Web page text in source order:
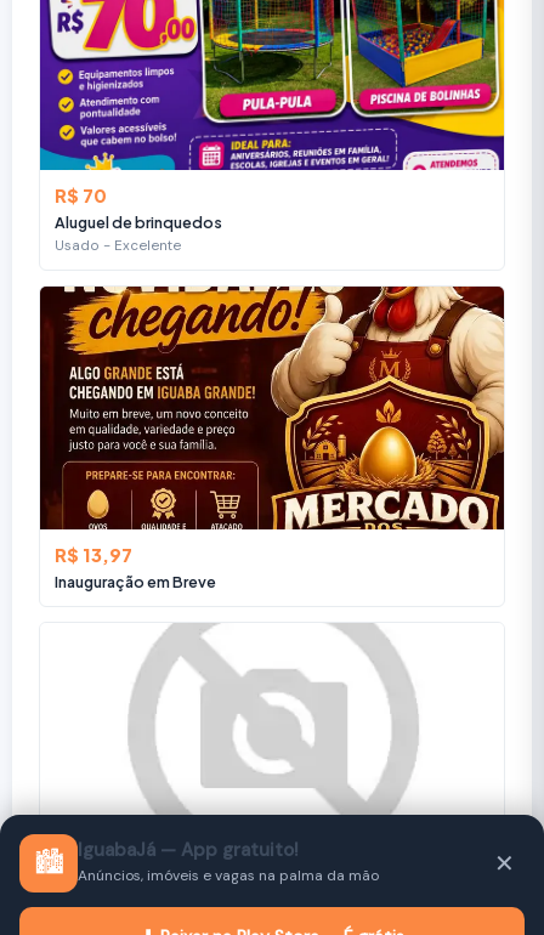
R$ 70
Aluguel de brinquedos
Usado - Excelente
R$ 13,97
Inauguração em Breve
Consulte
🏙️ IguabaJá — App gratuito!
Anúncios, imóveis e vagas na palma da mão ✕